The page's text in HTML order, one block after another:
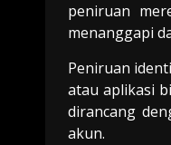
peniruan
menanggapi
Peniruan
atau aplikasi
dirancang
akun.